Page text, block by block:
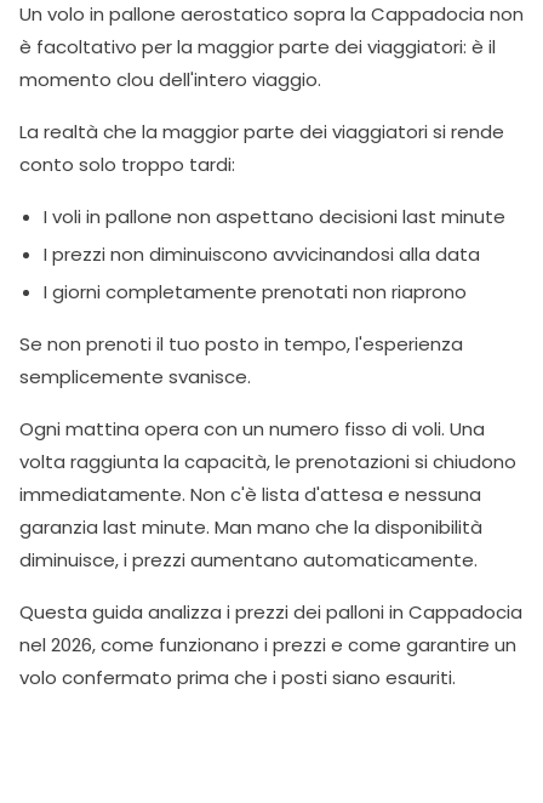
Un volo in pallone aerostatico sopra la Cappadocia non
è facoltativo per la maggior parte dei viaggiatori: è il
momento clou dell'intero viaggio.
La realtà che la maggior parte dei viaggiatori si rende
conto solo troppo tardi:
I voli in pallone non aspettano decisioni last minute
I prezzi non diminuiscono avvicinandosi alla data
I giorni completamente prenotati non riaprono
Se non prenoti il tuo posto in tempo, l'esperienza
semplicemente svanisce.
Ogni mattina opera con un numero fisso di voli. Una
volta raggiunta la capacità, le prenotazioni si chiudono
immediatamente. Non c'è lista d'attesa e nessuna
garanzia last minute. Man mano che la disponibilità
diminuisce, i prezzi aumentano automaticamente.
Questa guida analizza i prezzi dei palloni in Cappadocia
nel 2026, come funzionano i prezzi e come garantire un
volo confermato prima che i posti siano esauriti.